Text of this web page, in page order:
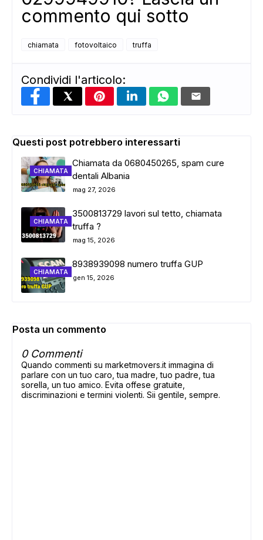
commento qui sotto
chiamata fotovoltaico truffa
Condividi l'articolo:
Questi post potrebbero interessarti
CHIAMATA
Chiamata da 0680450265, spam cure
dentali Albania
mag 27, 2026
CHIAMATA
3500813729 lavori sul tetto, chiamata
truffa ?
mag 15, 2026
CHIAMATA
8938939098 numero truffa GUP
gen 15, 2026
Posta un commento
0 Commenti
Quando commenti su marketmovers.it immagina di
parlare con un tuo caro, tua madre, tuo padre, tua
sorella, un tuo amico. Evita offese gratuite,
discriminazioni e termini violenti. Sii gentile, sempre.